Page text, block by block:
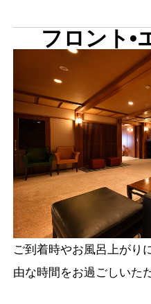
フロント•
ご到着時やお風呂上がり
由な時間をお過ごしいた